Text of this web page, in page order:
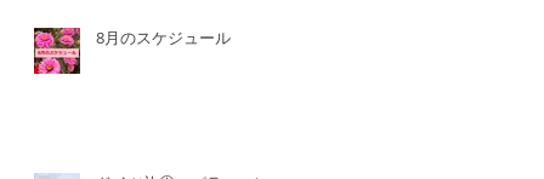
8月のスケジュール